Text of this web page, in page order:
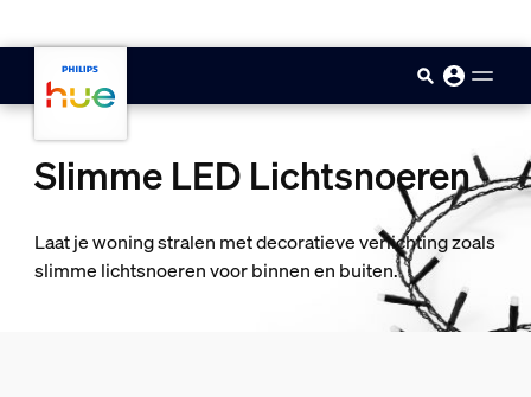
Slimme LED Lichtsnoeren
Laat je woning stralen met decoratieve verlichting zoals
slimme lichtsnoeren voor binnen en buiten.